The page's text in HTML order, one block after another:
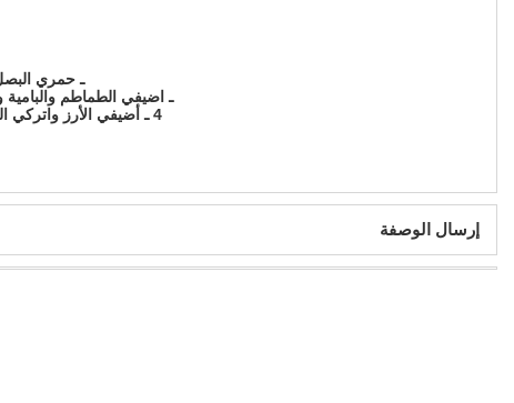
ـ حمري
ـ اضيفي الطماطم والبامية والمكعب
4 ـ أضيفي الأرز واتركي الخليط حتى يغلي. ضعي الزبده على الوجه، ثم اتركي الوجبة مغطاة على نار هادئة لمدة نصف ساعة.
إرسال الوصفة